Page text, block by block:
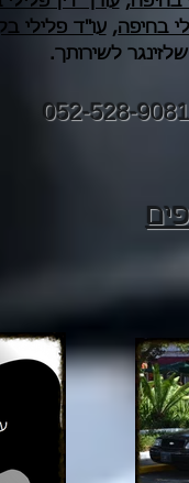
בחיפה,עו"ד פלילי
לשירותך.
052-528-9081